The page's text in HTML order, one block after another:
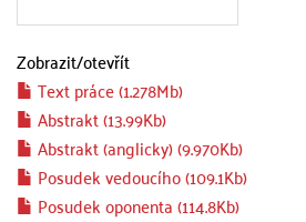
Zobrazit/otevřít
Text práce (1.278Mb)
Abstrakt (13.99Kb)
Abstrakt (anglicky) (9.970Kb)
Posudek vedoucího (109.1Kb)
Posudek oponenta (114.8Kb)